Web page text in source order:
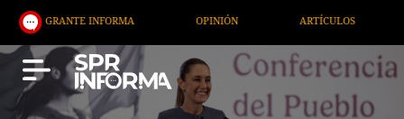
INFORMA ARTÍCULOS